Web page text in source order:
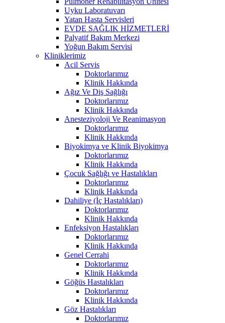
Uyku Laboratuvarı
Yatan Hasta Servisleri
EVDE SAĞLIK HİZMETLERİ
Palyatif Bakım Merkezi
Yoğun Bakım Servisi
Kliniklerimiz
Acil Servis
Doktorlarımız
Klinik Hakkında
Ağız Ve Diş Sağlığı
Doktorlarımız
Klinik Hakkında
Anesteziyoloji Ve Reanimasyon
Doktorlarımız
Klinik Hakkında
Biyokimya ve Klinik Biyokimya
Doktorlarımız
Klinik Hakkında
Çocuk Sağlığı ve Hastalıkları
Doktorlarımız
Klinik Hakkında
Dahiliye (İç Hastalıkları)
Doktorlarımız
Klinik Hakkında
Enfeksiyon Hastalıkları
Doktorlarımız
Klinik Hakkında
Genel Cerrahi
Doktorlarımız
Klinik Hakkında
Göğüs Hastalıkları
Doktorlarımız
Klinik Hakkında
Göz Hastalıkları
Doktorlarımız